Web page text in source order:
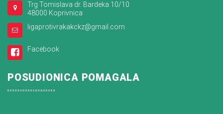
Trg Tomislava dr. Bardeka 10/10
48000 Koprivnica
ligaprotivrakakckz@gmail.com
Facebook
POSUDIONICA POMAGALA